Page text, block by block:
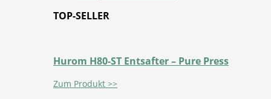
TOP-SELLER
Hurom H80-ST Entsafter – Pure Press
Zum Produkt >>